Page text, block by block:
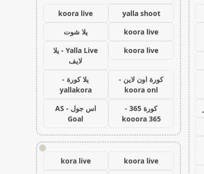
yalla shoot
koora live
koora live
يلا شوت
koora live
Yalla Live - يلا
لايف
كورة اون لاين -
koora onl
يلا كورة -
yallakora
كورة 365 -
kooora 365
اس جول - AS
Goal
!
koora live
kora live